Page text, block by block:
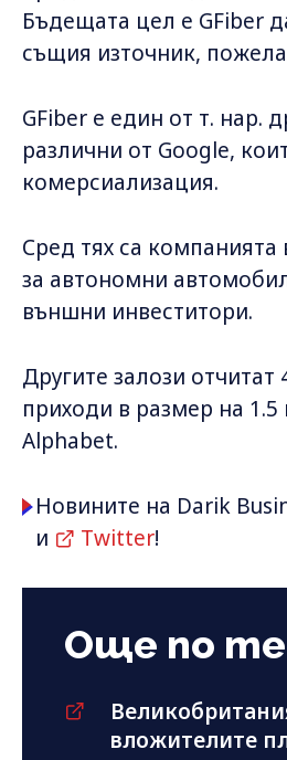
Бъдещата цел е GFiber
същия източник,
GFiber е един от т. нар.
различни от Google,
комерсиализация.
Сред тях са
за автономни
външни инвеститори.
Другите залози
приходи в размер на
Alphabet.
Новините на Darik
и
Twitter!
Още по
вложителите